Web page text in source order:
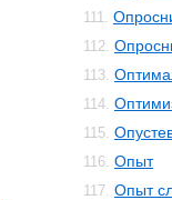
111.
112.
113.
114.
115.
116. Опыт
117. Опыт